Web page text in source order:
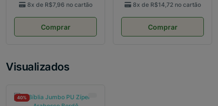
8x de R$7,96 no cartão
Comprar
8x de R$14,72 no cartão
Comprar
Visualizados
40%